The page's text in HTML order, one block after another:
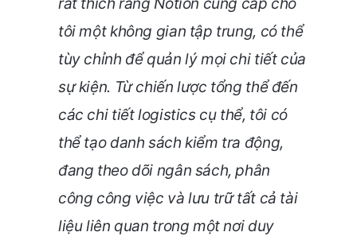
tôi một không gian tập trung, có thể
tùy chỉnh để quản lý mọi chi tiết của
sự kiện. Từ chiến lược tổng thể đến
các chi tiết logistics cụ thể, tôi có
thể tạo danh sách kiểm tra động,
đang theo dõi ngân sách, phân
công công việc và lưu trữ tất cả tài
liệu liên quan trong một nơi duy